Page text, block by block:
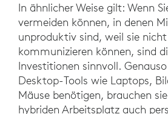
In ähnlicher Weise gilt: Wenn
vermeiden können, in denen
unproduktiv sind, weil sie
kommunizieren können, sind
Investitionen sinnvoll.
Desktop-Tools wie Laptops,
Mäuse benötigen, brauchen
hybriden Arbeitsplatz auch